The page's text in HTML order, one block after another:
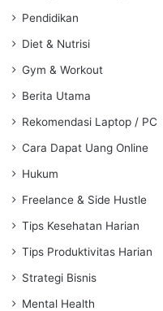
Pendidikan
Diet & Nutrisi
Gym & Workout
Berita Utama
Rekomendasi Laptop / PC
Cara Dapat Uang Online
Hukum
Freelance & Side Hustle
Tips Kesehatan Harian
Tips Produktivitas Harian
Strategi Bisnis
Mental Health